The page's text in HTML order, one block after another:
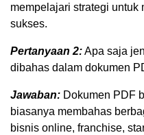
mempelajari strategi untuk
sukses.
Pertanyaan 2:Apa saja
dibahas dalam dokumen
Jawaban: Dokumen PDF
biasanya membahas
bisnis online, franchise,